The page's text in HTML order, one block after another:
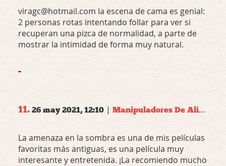
viragc@hotmail.com la escena de cama es genial:
2 personas rotas intentando follar para ver si
recuperan una pizca de normalidad, a parte de
mostrar la intimidad de forma muy natural.
11. 26 may 2021, 12:10 | Manipuladores De Alimentos
La amenaza en la sombra es una de mis películas
favoritas más antiguas, es una película muy
interesante y entretenida. ¡La recomiendo mucho